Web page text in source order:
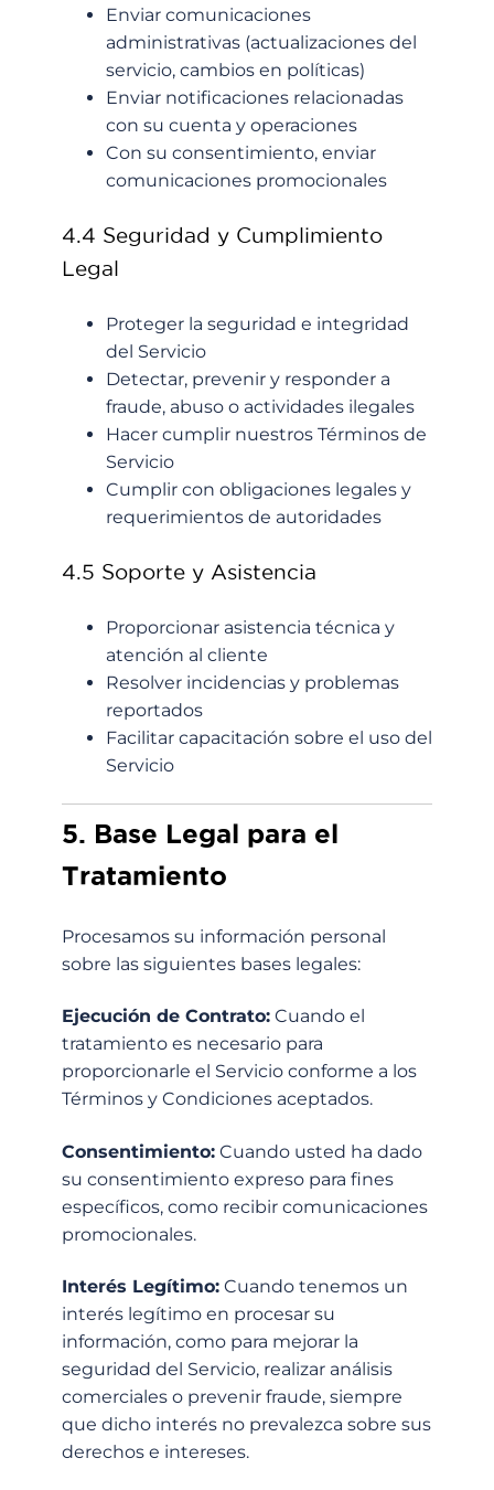
Enviar comunicaciones
administrativas (actualizaciones del
servicio, cambios en políticas)
Enviar notificaciones relacionadas
con su cuenta y operaciones
Con su consentimiento, enviar
comunicaciones promocionales
4.4 Seguridad y Cumplimiento
Legal
Proteger la seguridad e integridad
del Servicio
Detectar, prevenir y responder a
fraude, abuso o actividades ilegales
Hacer cumplir nuestros Términos de
Servicio
Cumplir con obligaciones legales y
requerimientos de autoridades
4.5 Soporte y Asistencia
Proporcionar asistencia técnica y
atención al cliente
Resolver incidencias y problemas
reportados
Facilitar capacitación sobre el uso del
Servicio
5. Base Legal para el
Tratamiento
Procesamos su información personal
sobre las siguientes bases legales:
Ejecución de Contrato: Cuando el
tratamiento es necesario para
proporcionarle el Servicio conforme a los
Términos y Condiciones aceptados.
Consentimiento: Cuando usted ha dado
su consentimiento expreso para fines
específicos, como recibir comunicaciones
promocionales.
Interés Legítimo: Cuando tenemos un
interés legítimo en procesar su
información, como para mejorar la
seguridad del Servicio, realizar análisis
comerciales o prevenir fraude, siempre
que dicho interés no prevalezca sobre sus
derechos e intereses.